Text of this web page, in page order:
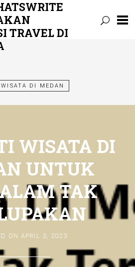
TRAVEL DI
WISATA DI MEDAN
WISATA DI
UNTUK
TAK
ON APRIL 3, 2023